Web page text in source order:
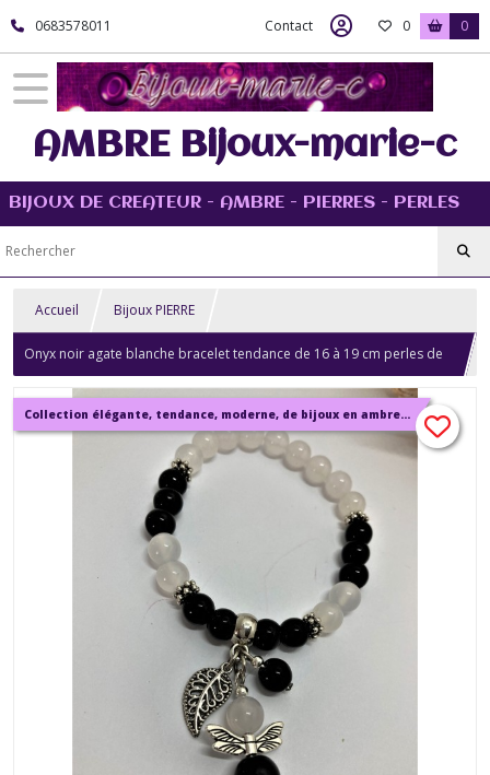
0683578011 Contact 0 0
AMBRE Bijoux-marie-c
BIJOUX DE CREATEUR - AMBRE - PIERRES - PERLES
Accueil Bijoux PIERRE
Onyx noir agate blanche bracelet tendance de 16 à 19 cm perles de
8mm avec breloques bijou femme
Collection élégante, tendance, moderne, de bijoux en ambre, pierre, perles.